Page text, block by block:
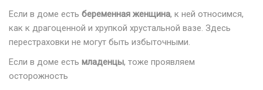
Если в доме есть беременная женщина, к ней относимся,
как к драгоценной и хрупкой хрустальной вазе. Здесь
перестраховки не могут быть избыточными.
Если в доме есть младенцы, тоже проявляем
осторожность